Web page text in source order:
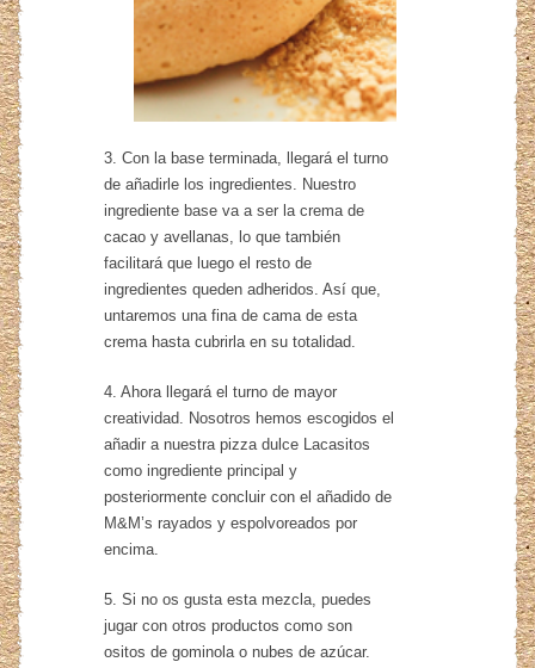
3. Con la base terminada, llegará el turno
de añadirle los ingredientes. Nuestro
ingrediente base va a ser la crema de
cacao y avellanas, lo que también
facilitará que luego el resto de
ingredientes queden adheridos. Así que,
untaremos una fina de cama de esta
crema hasta cubrirla en su totalidad.
4. Ahora llegará el turno de mayor
creatividad. Nosotros hemos escogidos el
añadir a nuestra pizza dulce Lacasitos
como ingrediente principal y
posteriormente concluir con el añadido de
M&M’s rayados y espolvoreados por
encima.
5. Si no os gusta esta mezcla, puedes
jugar con otros productos como son
ositos de gominola o nubes de azúcar.